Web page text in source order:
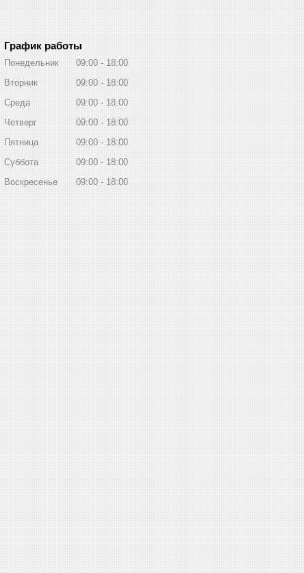
График работы
Понедельник 09:00
18:00
Вторник
09:00
18:00
Среда
09:00
18:00
Четверг
09:00
18:00
Пятница
09:00
18:00
Суббота
09:00
18:00
Воскресенье
09:00 18:00